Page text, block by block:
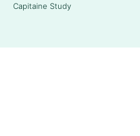
Capitaine Study